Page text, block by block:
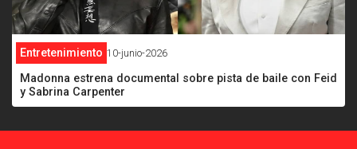
Entretenimiento 10-junio-2026
Madonna estrena documental sobre pista de baile con Feid
y Sabrina Carpenter